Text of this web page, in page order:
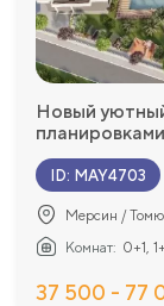
Новый
планировками
ID: MAY4703
Мерсин /
Комнат: 0+1,
37 500 - 77